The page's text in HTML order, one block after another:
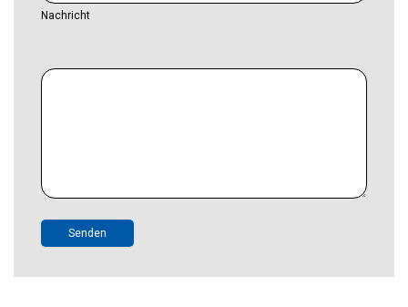
Nachricht
Senden